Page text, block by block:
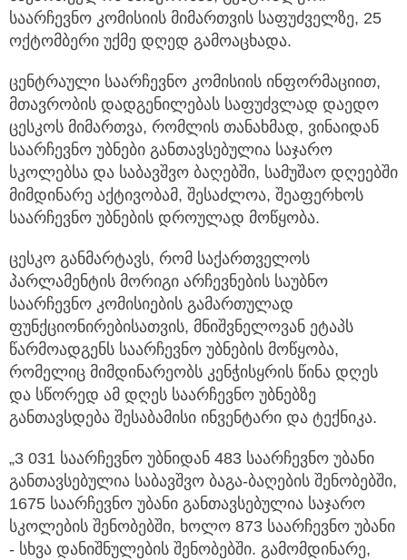
საარჩევნო კომისიის მიმართვის საფუძველზე, 25
ოქტომბერი უქმე დღედ გამოაცხადა.
ცენტრაული საარჩევნო კომისიის ინფორმაციით,
მთავრობის დადგენილებას საფუძვლად დაედო
ცესკოს მიმართვა, რომლის თანახმად, ვინაიდან
საარჩევნო უბნები განთავსებულია საჯარო
სკოლებსა და საბავშვო ბაღებში, სამუშაო დღეებში
მიმდინარე აქტივობამ, შესაძლოა, შეაფერხოს
საარჩევნო უბნების დროულად მოწყობა.
ცესკო განმარტავს, რომ საქართველოს
პარლამენტის მორიგი არჩევნების საუბნო
საარჩევნო კომისიების გამართულად
ფუნქციონირებისათვის, მნიშვნელოვან ეტაპს
წარმოადგენს საარჩევნო უბნების მოწყობა,
რომელიც მიმდინარეობს კენჭისყრის წინა დღეს
და სწორედ ამ დღეს საარჩევნო უბნებზე
განთავსდება შესაბამისი ინვენტარი და ტექნიკა.
„3 031 საარჩევნო უბნიდან 483 საარჩევნო უბანი
განთავსებულია საბავშვო ბაგა-ბაღების შენობებში,
1675 საარჩევნო უბანი განთავსებულია საჯარო
სკოლების შენობებში, ხოლო 873 საარჩევნო უბანი
- სხვა დანიშნულების შენობებში. გამომდინარე,